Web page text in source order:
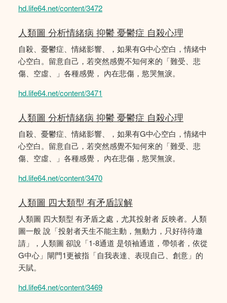
hd.life64.net/content/3472
人類圖 分析情緒病 抑鬱 憂鬱症 自殺心理
自殺、憂鬱症、情緒影響、，如果有G中心空白，情緒中
心空白。留意自己，若突然感覺不知何來的「難受、悲
傷、空虛、」各種感覺， 內在悲傷，慾哭無淚。
hd.life64.net/content/3471
人類圖 分析情緒病 抑鬱 憂鬱症 自殺心理
自殺、憂鬱症、情緒影響、，如果有G中心空白，情緒中
心空白。留意自己，若突然感覺不知何來的「難受、悲
傷、空虛、」各種感覺， 內在悲傷，慾哭無淚。
hd.life64.net/content/3470
人類圖 四大類型 有矛盾誤解
人類圖 四大類型 有矛盾之處，尤其投射者 反映者。人類
圖一般 說「投射者天生不能主動，無動力，只好待待邀
請」，人類圖 卻說「1-8通道 是領袖通道，帶領者，依從
G中心」閘門1更被指「自我表達、表現自己、創意」的
天賦。
hd.life64.net/content/3469